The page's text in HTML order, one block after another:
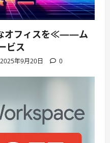
オフィスを≪——ム
ビス
2025年9月20日 0